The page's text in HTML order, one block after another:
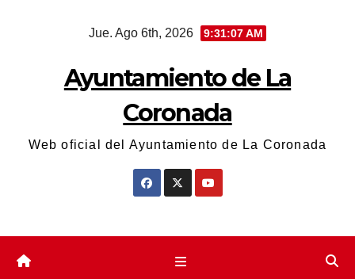
Jue. Ago 6th, 2026 9:31:08 AM
Ayuntamiento de La
Coronada
Web oficial del Ayuntamiento de La Coronada